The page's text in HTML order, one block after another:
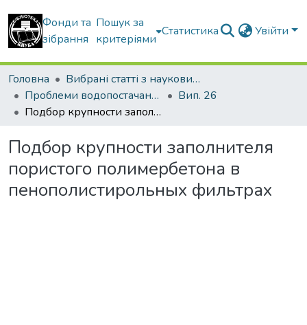
Фонди та
зібрання
Пошук за
критеріями
Статистика Увійти
Головна
Вибрані статті з наукових збірників КНУБА
Проблеми водопостачання, водовідведення та гідравліки
Вип. 26
Подбор крупности заполнителя пористого полимербетона в пенополистирольных фильтрах
Подбор крупности заполнителя
пористого полимербетона в
пенополистирольных фильтрах